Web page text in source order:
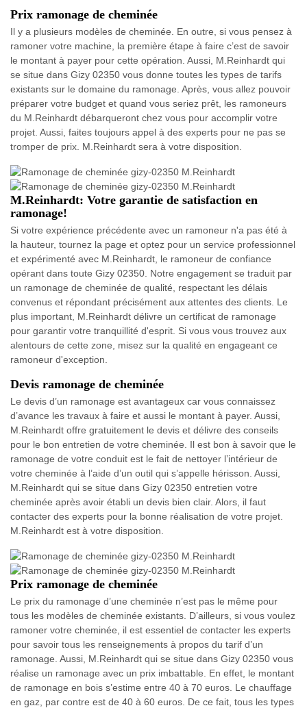
Prix ramonage de cheminée
Il y a plusieurs modèles de cheminée. En outre, si vous pensez à
ramoner votre machine, la première étape à faire c’est de savoir
le montant à payer pour cette opération. Aussi, M.Reinhardt qui
se situe dans Gizy 02350 vous donne toutes les types de tarifs
existants sur le domaine du ramonage. Après, vous allez pouvoir
préparer votre budget et quand vous seriez prêt, les ramoneurs
du M.Reinhardt débarqueront chez vous pour accomplir votre
projet. Aussi, faites toujours appel à des experts pour ne pas se
tromper de prix. M.Reinhardt sera à votre disposition.
M.Reinhardt: Votre garantie de satisfaction en
ramonage!
Si votre expérience précédente avec un ramoneur n'a pas été à
la hauteur, tournez la page et optez pour un service professionnel
et expérimenté avec M.Reinhardt, le ramoneur de confiance
opérant dans toute Gizy 02350. Notre engagement se traduit par
un ramonage de cheminée de qualité, respectant les délais
convenus et répondant précisément aux attentes des clients. Le
plus important, M.Reinhardt délivre un certificat de ramonage
pour garantir votre tranquillité d'esprit. Si vous vous trouvez aux
alentours de cette zone, misez sur la qualité en engageant ce
ramoneur d'exception.
Devis ramonage de cheminée
Le devis d’un ramonage est avantageux car vous connaissez
d’avance les travaux à faire et aussi le montant à payer. Aussi,
M.Reinhardt offre gratuitement le devis et délivre des conseils
pour le bon entretien de votre cheminée. Il est bon à savoir que le
ramonage de votre conduit est le fait de nettoyer l’intérieur de
votre cheminée à l’aide d’un outil qui s’appelle hérisson. Aussi,
M.Reinhardt qui se situe dans Gizy 02350 entretien votre
cheminée après avoir établi un devis bien clair. Alors, il faut
contacter des experts pour la bonne réalisation de votre projet.
M.Reinhardt est à votre disposition.
Prix ramonage de cheminée
Le prix du ramonage d’une cheminée n’est pas le même pour
tous les modèles de cheminée existants. D’ailleurs, si vous voulez
ramoner votre cheminée, il est essentiel de contacter les experts
pour savoir tous les renseignements à propos du tarif d’un
ramonage. Aussi, M.Reinhardt qui se situe dans Gizy 02350 vous
réalise un ramonage avec un prix imbattable. En effet, le montant
de ramonage en bois s’estime entre 40 à 70 euros. Le chauffage
en gaz, par contre est de 40 à 60 euros. De ce fait, tous les types